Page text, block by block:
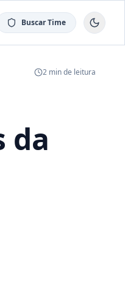
Buscar Time
2 min de leitura
da